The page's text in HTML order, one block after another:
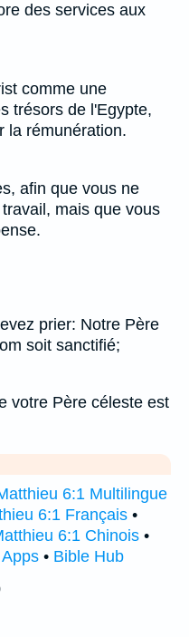
des services aux
comme une
trésors de l'Egypte,
la rémunération.
afin que vous ne
mais que vous
prier: Notre Père
soit sanctifié;
votre Père céleste est
6:1 Multilingue
6:1 Français •
6:1 Chinois •
• Bible Hub